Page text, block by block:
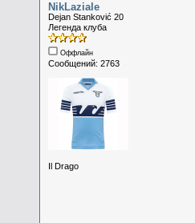
NikLaziale
Dejan Stanković 20
Легенда клуба
Оффлайн
Сообщений: 2763
Il Drago